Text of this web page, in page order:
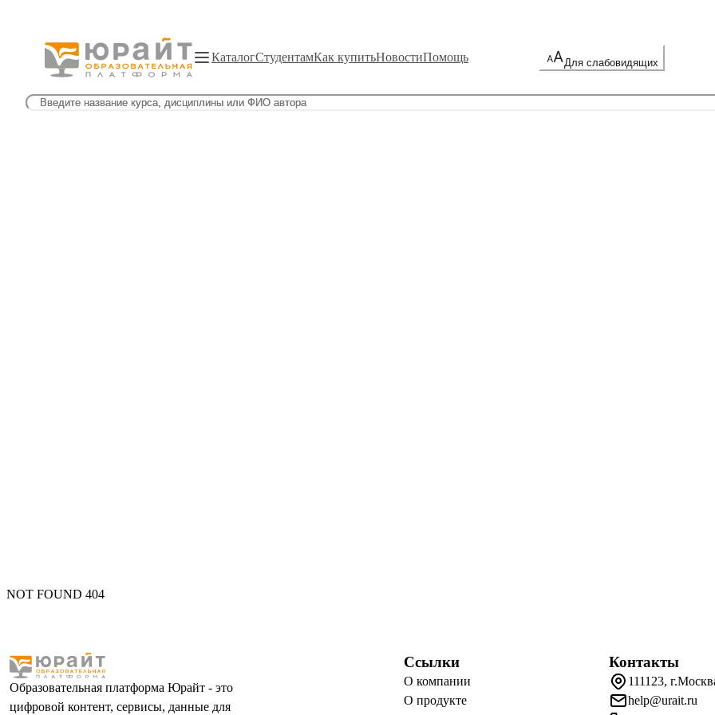
КаталогСтудентамКак купитьНовостиПомощь Для слабовидящих
NOT FOUND 404
Образовательная платформа Юрайт - это
цифровой контент, сервисы, данные для
Ссылки
О компании
О продукте
Контакты
111123,
help@urait.ru